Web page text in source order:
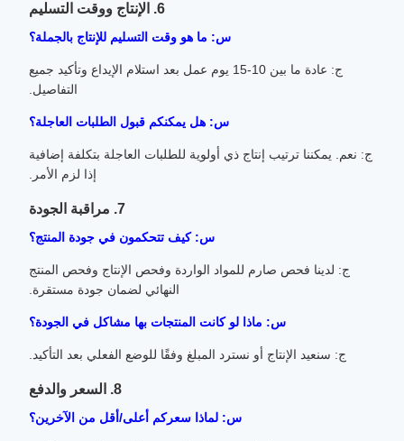
6. الإنتاج ووقت التسليم
س: ما هو وقت التسليم للإنتاج بالجملة؟
ج: عادة ما بين 10-15 يوم عمل بعد استلام الإيداع وتأكيد جميع
التفاصيل.
س: هل يمكنكم قبول الطلبات العاجلة؟
ج: نعم. يمكننا ترتيب إنتاج ذي أولوية للطلبات العاجلة بتكلفة إضافية
إذا لزم الأمر.
7. مراقبة الجودة
س: كيف تتحكمون في جودة المنتج؟
ج: لدينا فحص صارم للمواد الواردة وفحص الإنتاج وفحص المنتج
النهائي لضمان جودة مستقرة.
س: ماذا لو كانت المنتجات بها مشاكل في الجودة؟
ج: سنعيد الإنتاج أو نسترد المبلغ وفقًا للوضع الفعلي بعد التأكيد.
8. السعر والدفع
س: لماذا سعركم أعلى/أقل من الآخرين؟